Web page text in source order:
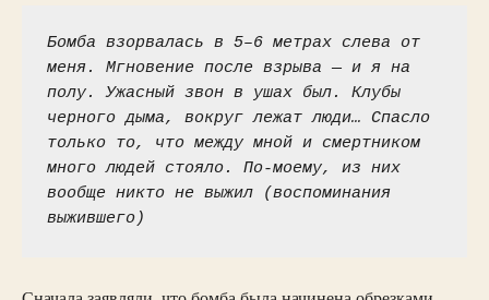
Бомба взорвалась в 5–6 метрах слева от
меня. Мгновение после взрыва — и я на
полу. Ужасный звон в ушах был. Клубы
черного дыма, вокруг лежат люди… Спасло
только то, что между мной и смертником
много людей стояло. По-моему, из них
вообще никто не выжил (воспоминания
выжившего)